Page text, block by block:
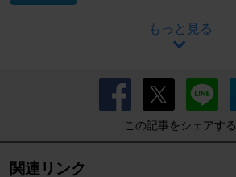
もっと見る
この記事をシェアする
関連リンク